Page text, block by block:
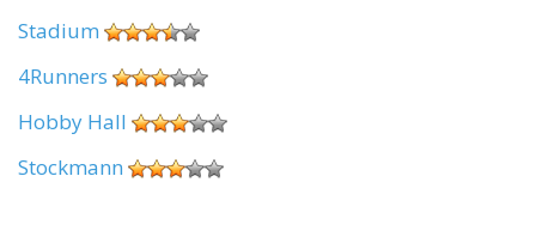
Stadium
4Runners
Hobby Hall
Stockmann